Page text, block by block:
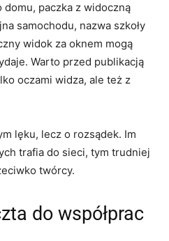
paczka z widoczną
samochodu, nazwa szkoły
widok za oknem mogą
Warto przed publikacją
oczami widza, ale też z
lęku, lecz o rozsądek. Im
trafia do sieci, tym trudniej
twórcy.
do współprac